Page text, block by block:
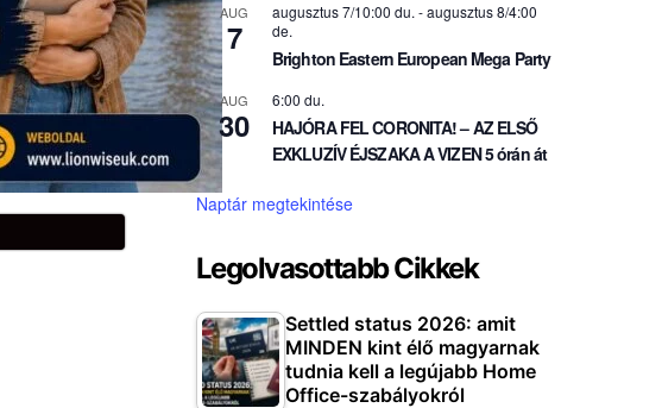
AUG
7
augusztus 7/10:00 du. -augusztus 8/4:00
de.
Brighton Eastern European Mega Party
AUG
30
6:00 du.
HAJÓRA FEL CORONITA! – AZ ELSŐ
EXKLUZÍV ÉJSZAKA A VIZEN 5 órán át
Naptár megtekintése
Legolvasottabb Cikkek
Settled status 2026: amit
MINDEN kint élő magyarnak
tudnia kell a legújabb Home
Office-szabályokról